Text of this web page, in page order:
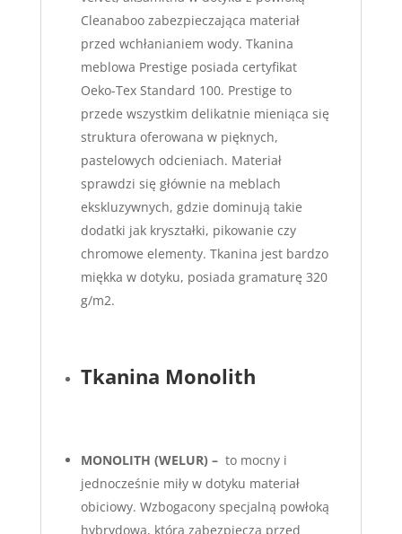
Cleanaboo zabezpieczająca materiał
przed wchłanianiem wody. Tkanina
meblowa Prestige posiada certyfikat
Oeko-Tex Standard 100. Prestige to
przede wszystkim delikatnie mieniąca się
struktura oferowana w pięknych,
pastelowych odcieniach. Materiał
sprawdzi się głównie na meblach
ekskluzywnych, gdzie dominują takie
dodatki jak kryształki, pikowanie czy
chromowe elementy. Tkanina jest bardzo
miękka w dotyku, posiada gramaturę 320
g/m2.
Tkanina Monolith
MONOLITH (WELUR) – to mocny i
jednocześnie miły w dotyku materiał
obiciowy. Wzbogacony specjalną powłoką
hybrydową, która zabezpiecza przed